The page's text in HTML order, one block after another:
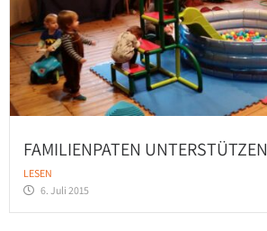
FAMILIENPATEN UNTERSTÜTZEN
LESEN
6. Juli 2015